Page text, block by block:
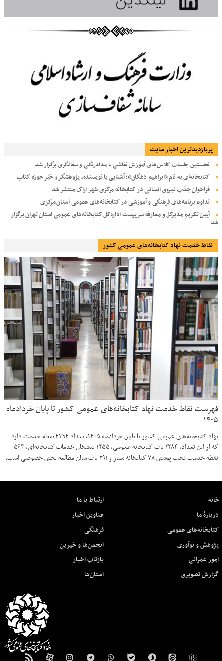
پربازديدترين اخبار سایت
نخستین جلسات کلاس‌های آموزش نقاشی با مدادرنگی و سفالگری برگزار شد
کتابخانه‌ای به نام «ابراهیم دهگان»؛ آشنایی با نویسنده، پژوهشگر و خیّر حوزه کتاب
فراخوان جذب نیروی انسانی در کتابخانه مرکزی شهر اراک منتشر شد
تداوم برنامه‌های فرهنگی و آموزشی در کتابخانه‌های عمومی استان مرکزی
آیین تکریم مدیرکل و معارفه سرپرست اداره‌کل کتابخانه‌های عمومی استان تهران برگزار
شد
نقاط خدمت نهاد کتابخانه‌های عمومی کشور
فهرست نقاط خدمت نهاد کتابخانه‌های عمومی کشور تا پایان خردادماه
۱۴۰۵
نهاد کتابخانه‌های عمومی کشور تا پایان خردادماه ۱۴۰۵، تعداد ۴۳۹۴ نقطه خدمت دارد
که از این تعداد، ۲۲۸۴ باب کتابخانه عمومی، ۱۲۵۵ پیشخان خدمات کتابخانه‌ای، ۵۶۴
نقطه خدمت تحت پوشش ۷۸ کتابخانه سیار و ۲۹۱ باب سالن مطالعه بخش خصوصی است.
خانه
ارتباط با ما
دربارهٔ ما
عناوین اخبار
کتابخانه‌های عمومی
فرهنگی
پژوهش و نوآوری
انجمن‌ها و خیرین
امور عمرانی
بازتاب اخبار
گزارش تصویری
استان‌ها